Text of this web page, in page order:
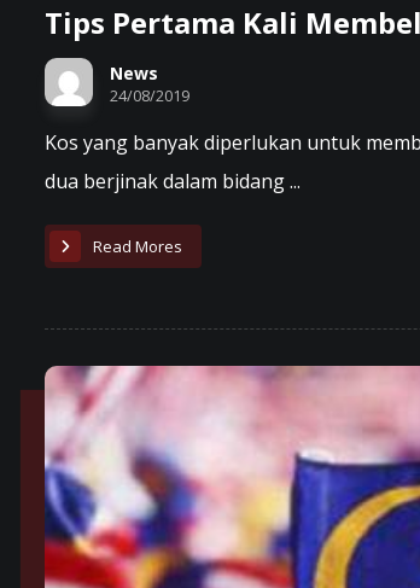
Tips Pertama Kali
News
24/08/2019
Kos yang banyak diperlukan untuk
dua berjinak dalam bidang ...
Read Mores